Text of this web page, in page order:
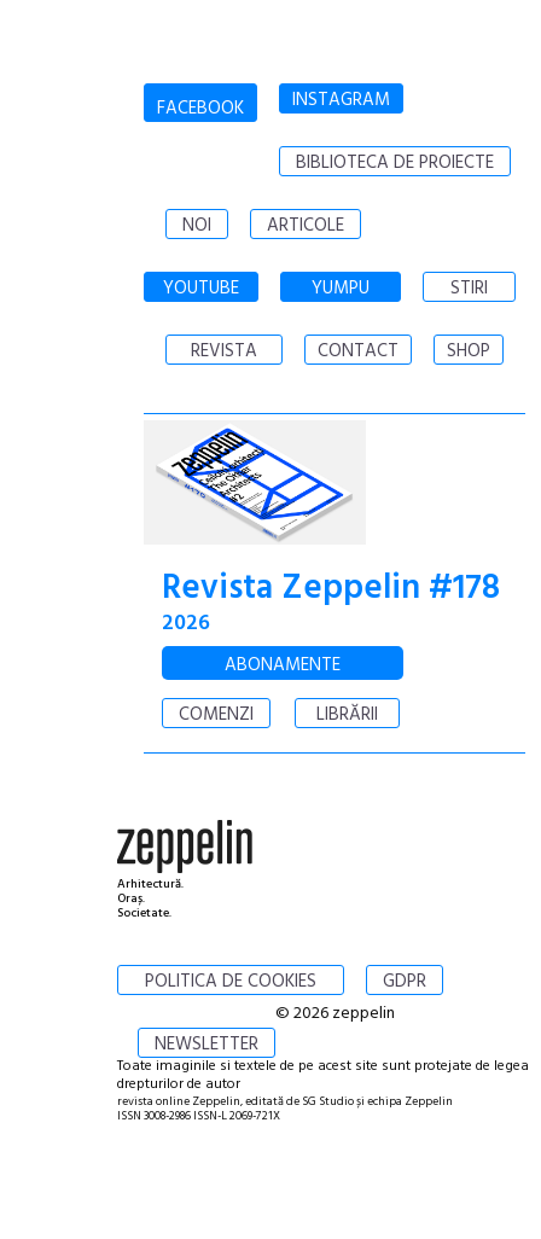
FACEBOOK INSTAGRAM
BIBLIOTECA DE PROIECTE
NOI ARTICOLE
YOUTUBE YUMPU STIRI
REVISTA CONTACT SHOP
Revista Zeppelin #178
2026
ABONAMENTE
COMENZI
LIBRĂRII
Arhitectură.
Oraș.
Societate.
POLITICA DE COOKIES GDPR
NEWSLETTER
© 2026 zeppelin
Toate imaginile si textele de pe acest site sunt protejate de legea
drepturilor de autor
revista online Zeppelin, editată de SG Studio și echipa Zeppelin
ISSN 3008-2986 ISSN-L 2069-721X